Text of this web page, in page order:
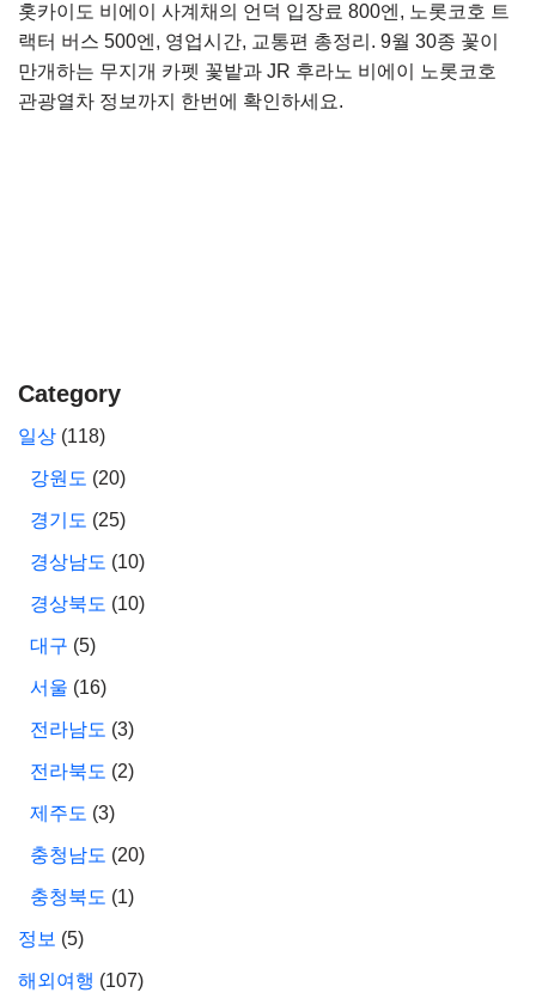
홋카이도 비에이 사계채의 언덕 입장료 800엔, 노롯코호 트
랙터 버스 500엔, 영업시간, 교통편 총정리. 9월 30종 꽃이
만개하는 무지개 카펫 꽃밭과 JR 후라노 비에이 노롯코호
관광열차 정보까지 한번에 확인하세요.
Category
일상 (118)
강원도 (20)
경기도 (25)
경상남도 (10)
경상북도 (10)
대구 (5)
서울 (16)
전라남도 (3)
전라북도 (2)
제주도 (3)
충청남도 (20)
충청북도 (1)
정보 (5)
해외여행 (107)